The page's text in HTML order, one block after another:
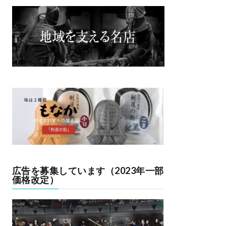
広告を募集しています（2023年一部
価格改定）